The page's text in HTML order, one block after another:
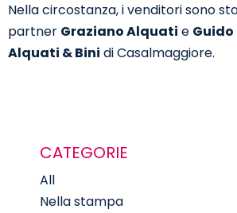
Nella circostanza, i venditori sono
partner Graziano Alquati e Guido
Alquati & Bini di Casalmaggiore.
CATEGORIE
All
Nella stampa